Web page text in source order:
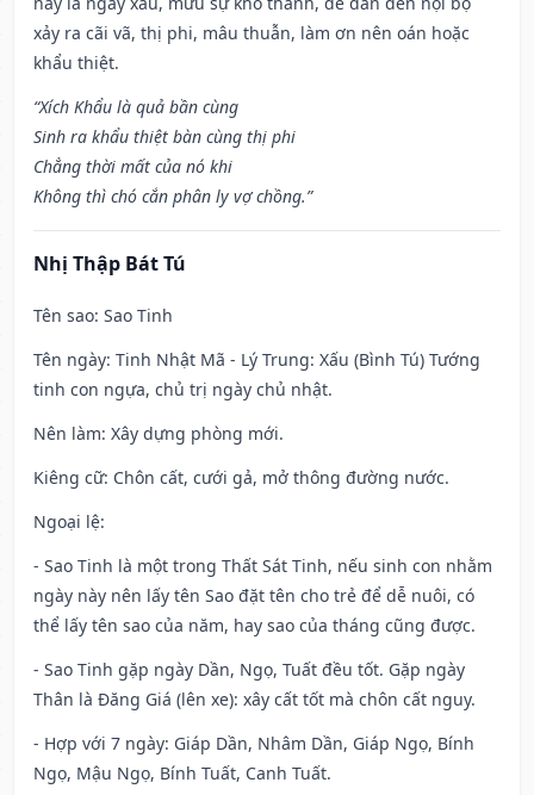
xảy ra cãi vã, thị phi, mâu thuẫn, làm ơn nên oán hoặc
khẩu thiệt.
“Xích Khẩu là quả bần cùng
Sinh ra khẩu thiệt bàn cùng thị phi
Chẳng thời mất của nó khi
Không thì chó cắn phân ly vợ chồng.”
Nhị Thập Bát Tú
Tên sao: Sao Tinh
Tên ngày: Tinh Nhật Mã - Lý Trung: Xấu (Bình Tú) Tướng
tinh con ngựa, chủ trị ngày chủ nhật.
Nên làm: Xây dựng phòng mới.
Kiêng cữ: Chôn cất, cưới gả, mở thông đường nước.
Ngoại lệ:
- Sao Tinh là một trong Thất Sát Tinh, nếu sinh con nhằm
ngày này nên lấy tên Sao đặt tên cho trẻ để dễ nuôi, có
thể lấy tên sao của năm, hay sao của tháng cũng được.
- Sao Tinh gặp ngày Dần, Ngọ, Tuất đều tốt. Gặp ngày
Thân là Đăng Giá (lên xe): xây cất tốt mà chôn cất nguy.
- Hợp với 7 ngày: Giáp Dần, Nhâm Dần, Giáp Ngọ, Bính
Ngọ, Mậu Ngọ, Bính Tuất, Canh Tuất.